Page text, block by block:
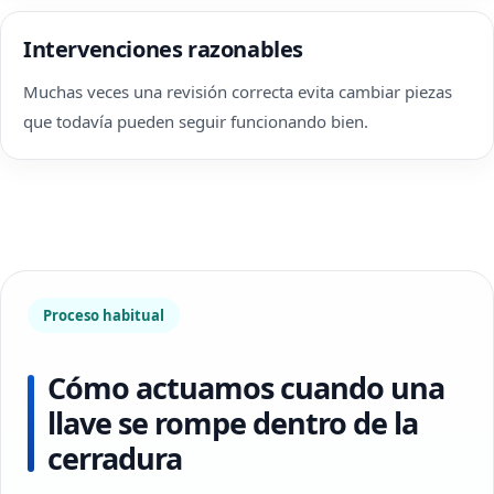
Intervenciones razonables
Muchas veces una revisión correcta evita cambiar piezas
que todavía pueden seguir funcionando bien.
Proceso habitual
Cómo actuamos cuando una
llave se rompe dentro de la
cerradura